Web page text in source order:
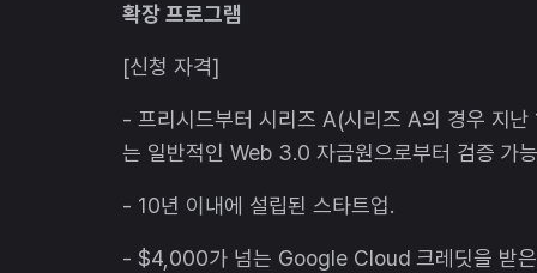
확장 프로그램
[신청 자격]
- 프리시드부터 시리즈 A(시리즈 A의 경우 지
는 일반적인 Web 3.0 자금원으로부터 검증 가
- 10년 이내에 설립된 스타트업.
- $4,000가 넘는 Google Cloud 크레딧을 받은